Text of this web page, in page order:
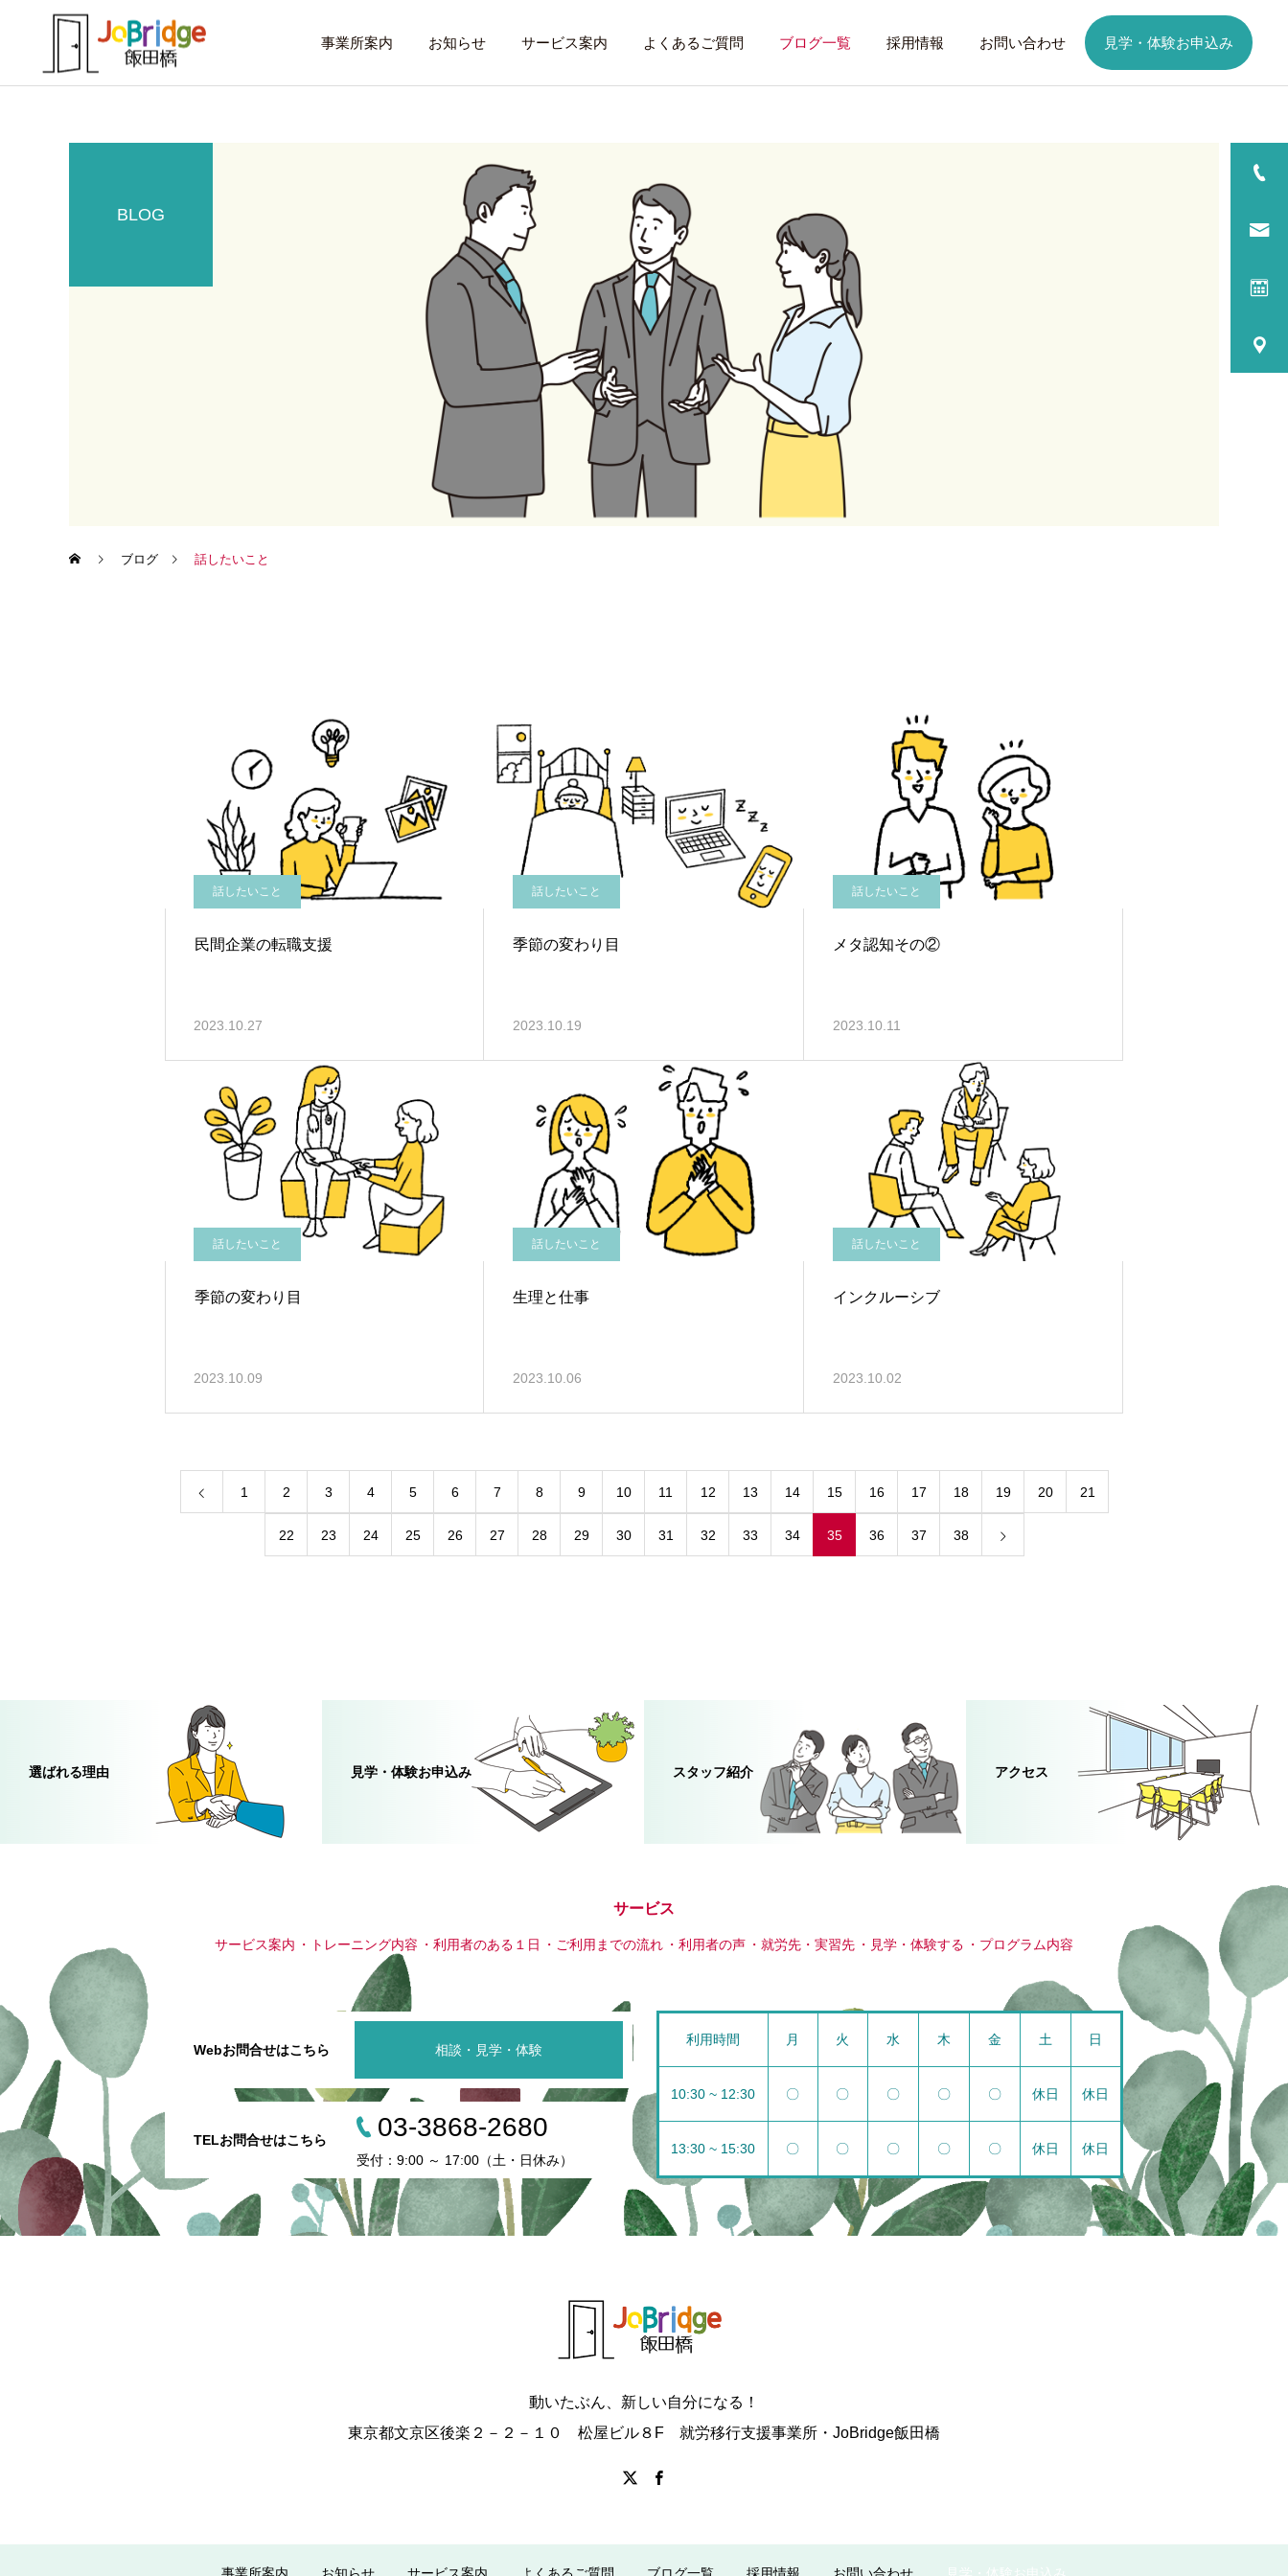
事業所案内 お知らせ サービス案内 よくあるご質問 ブログ一覧 採用情報 お問い合わせ 見学・体験お申込み
トレーニング内容 利用者のある１日
就労先・実習先 見学・体験する
進路選択を変えたい大学生
トレーニング
全力禁止のススメ 社会資源を味方に
BLOG
ブログ 話したいこと
話したいこと
民間企業の転職支援
2023.10.27
話したいこと
季節の変わり目
2023.10.19
話したいこと
メタ認知その②
2023.10.11
話したいこと
季節の変わり目
2023.10.09
話したいこと
生理と仕事
2023.10.06
話したいこと
インクルーシブ
2023.10.02
1 2 3 4 5 6 7 8 9 10 11 12 13 14 15 16 17 18 19 20 21
22 23 24 25 26 27 28 29 30 31 32 33 34 35 36 37 38
選ばれる理由 見学・体験お申込み スタッフ紹介 アクセス
サービス
サービス案内 トレーニング内容 利用者のある１日 ご利用までの流れ 利用者の声 就労先・実習先 見学・体験する プログラム内容
Webお問合せはこちら 相談・見学・体験
TELお問合せはこちら 03-3868-2680
受付：9:00 ～ 17:00（土・日休み）
利用時間 月 火 水 木 金 土 日
10:30 ~ 12:30 〇 〇 〇 〇 〇 休日 休日
13:30 ~ 15:30 〇 〇 〇 〇 〇 休日 休日
動いたぶん、新しい自分になる！
東京都文京区後楽２－２－１０ 松屋ビル８F 就労移行支援事業所・JoBridge飯田橋